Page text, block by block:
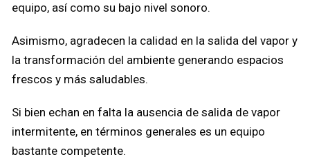
equipo, así como su bajo nivel sonoro.
Asimismo, agradecen la calidad en la salida del vapor y
la transformación del ambiente generando espacios
frescos y más saludables.
Si bien echan en falta la ausencia de salida de vapor
intermitente, en términos generales es un equipo
bastante competente.